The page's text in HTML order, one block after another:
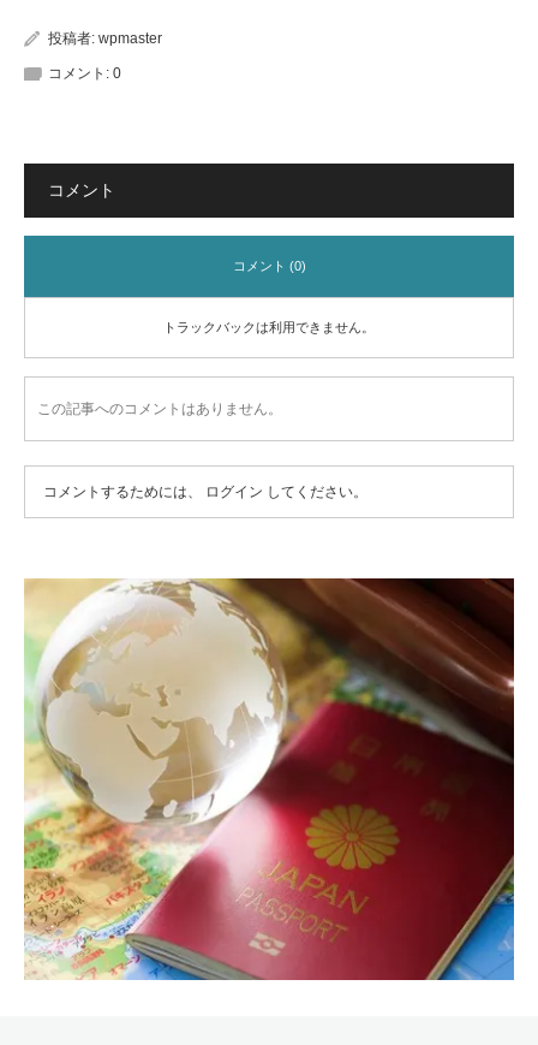
投稿者: wpmaster
コメント: 0
コメント
コメント (0)
トラックバックは利用できません。
この記事へのコメントはありません。
コメントするためには、 ログイン してください。